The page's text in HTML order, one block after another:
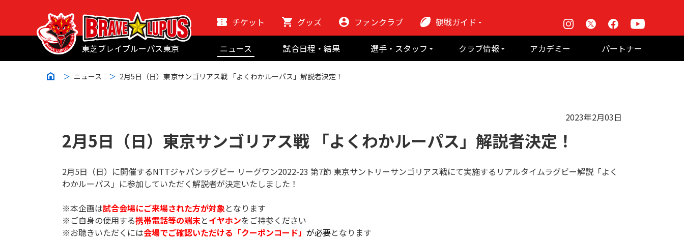
東芝ブレイブルーパス東京
チケット グッズ ファンクラブ
観戦ガイド
初めての観戦
Instagram Facebook
ニュース
試合日程・結果
選手・スタッフ
クラブ情報
アカデミー パートナー
ニュース 2月5日（日）東京サンゴリアス戦 「よくわかルーパス」解説者決定！
2023年2月03日
2月5日（日）東京サンゴリアス戦 「よくわかルーパス」解説者決定！
2月5日（日）に開催するNTTジャパンラグビー リーグワン2022-23 第7節 東京サントリーサンゴリアス戦にて実施するリアルタイムラグビー解説「よく
わかルーパス」に参加していただく解説者が決定いたしました！
※本企画は試合会場にご来場された方が対象となります
※ご自身の使用する携帯電話等の端末とイヤホンをご持参ください
※お聴きいただくには会場でご確認いただける「クーポンコード」 が必要となります